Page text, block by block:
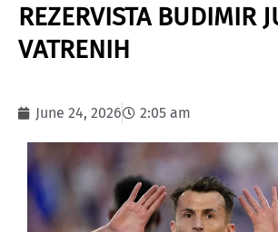
REZERVISTA BUDIMIR
VATRENIH
June 24, 2026 2:05 am